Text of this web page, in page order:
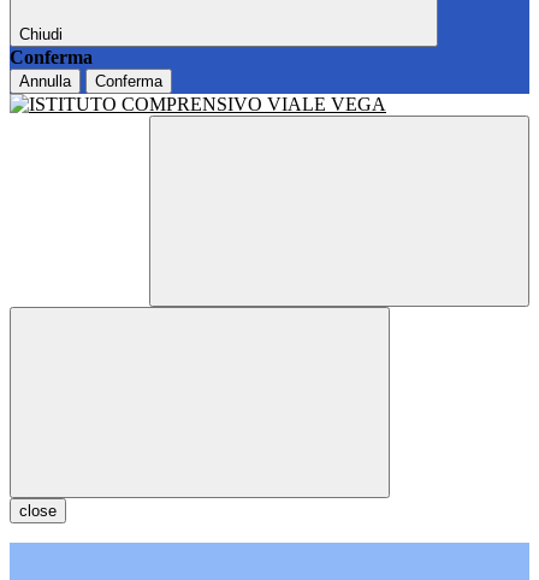
Chiudi
Conferma
Annulla Conferma
close